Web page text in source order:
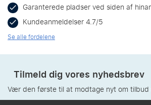
Garanterede pladser ved siden af
Kundeanmeldelser 4.7/5
Se alle fordelene
Tilmeld dig vores nyhedsbrev
Vær den første til at modtage nyt om tilbud